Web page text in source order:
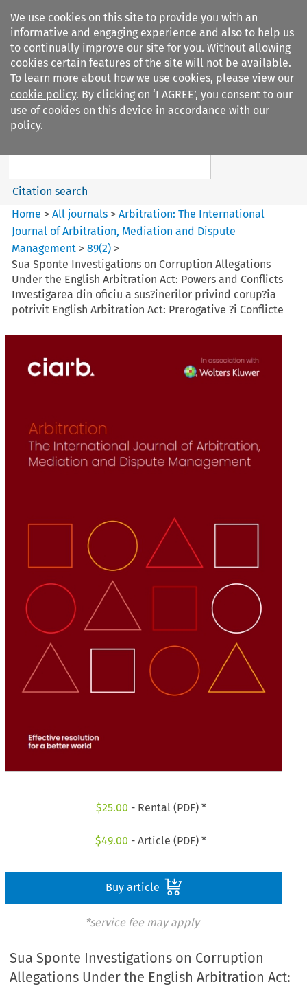
We use cookies on this site to provide you with an
informative and engaging experience and also to help us
to continually improve our site for you. Without allowing
cookies certain features of the site will not be available.
To learn more about how we use cookies, please view our
cookie policy. By clicking on ‘I AGREE’, you consent to our
use of cookies on this device in accordance with our
policy.
Search filters
Arbitration: The International
Citation search
Home >All journals >Arbitration: The International
Journal of Arbitration, Mediation and Dispute
Management >89(2) >
Sua Sponte Investigations on Corruption Allegations
Under the English Arbitration Act: Powers and Conflicts
Investigarea din oficiu a sus?inerilor privind corup?ia
potrivit English Arbitration Act: Prerogative ?i Conflicte
$25.00 - Rental (PDF) *
$49.00 - Article (PDF) *
Buy article
*service fee may apply
Sua Sponte Investigations on Corruption
Allegations Under the English Arbitration Act: